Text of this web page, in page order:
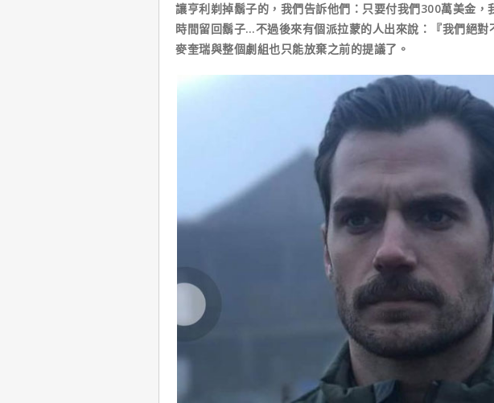
讓亨利剃掉鬍子的，我們告訴他們：只要付我們300萬美金，
時間留回鬍子…不過後來有個派拉蒙的人出來說：『我們絕對
麥奎瑞與整個劇組也只能放棄之前的提議了。